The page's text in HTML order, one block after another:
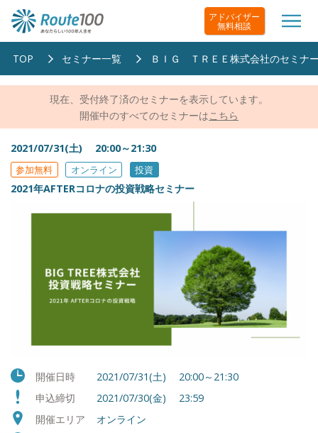
アドバイザー
無料相談
TOP セミナー一覧 ＢＩＧ ＴＲＥＥ株式会社のセミナ
現在、受付終了済のセミナーを表示しています。
開催中のすべてのセミナーはこちら
2021/07/31(土) 20:00～21:30
参加無料 オンライン 投資
2021年AFTERコロナの投資戦略セミナー
開催日時
2021/07/31(土) 20:00～21:30
申込締切
2021/07/30(金) 23:59
開催エリア
オンライン